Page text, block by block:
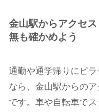
金山駅からアクセ
無も確かめよう
通勤や通学帰りにピ
なら、金山駅からの
です。車や自転車で